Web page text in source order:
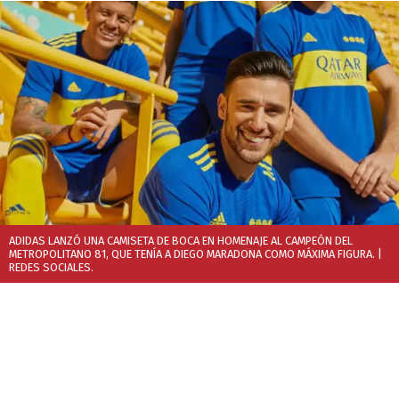
ADIDAS LANZÓ UNA CAMISETA DE BOCA EN HOMENAJE AL CAMPEÓN DEL
METROPOLITANO 81, QUE TENÍA A DIEGO MARADONA COMO MÁXIMA FIGURA.
REDES SOCIALES.